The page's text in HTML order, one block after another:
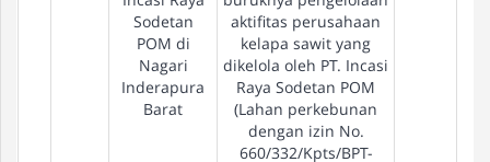
Sodetan
POM di
Nagari
Inderapura
Barat
aktifitas perusahaan
kelapa sawit yang
dikelola oleh PT. Incasi
Raya Sodetan POM
(Lahan perkebunan
dengan izin No.
660/332/Kpts/BPT-